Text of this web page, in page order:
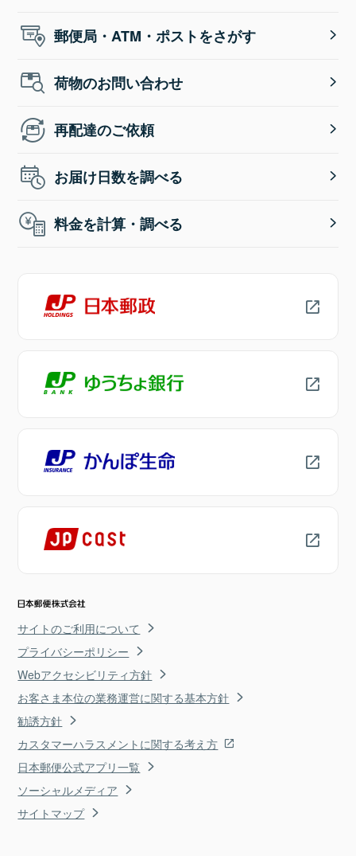
郵便局・ATM・ポストをさがす
荷物のお問い合わせ
再配達のご依頼
お届け日数を調べる
料金を計算・調べる
サイトのご利用について
プライバシーポリシー
Webアクセシビリティ方針
お客さま本位の業務運営に関する基本方針
勧誘方針
カスタマーハラスメントに関する考え方
日本郵便公式アプリ一覧
ソーシャルメディア
サイトマップ